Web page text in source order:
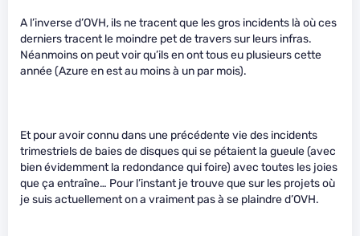
A l’inverse d’OVH, ils ne tracent que les gros incidents là où ces
derniers tracent le moindre pet de travers sur leurs infras.
Néanmoins on peut voir qu’ils en ont tous eu plusieurs cette
année (Azure en est au moins à un par mois).
Et pour avoir connu dans une précédente vie des incidents
trimestriels de baies de disques qui se pétaient la gueule (avec
bien évidemment la redondance qui foire) avec toutes les joies
que ça entraîne… Pour l’instant je trouve que sur les projets où
je suis actuellement on a vraiment pas à se plaindre d’OVH.